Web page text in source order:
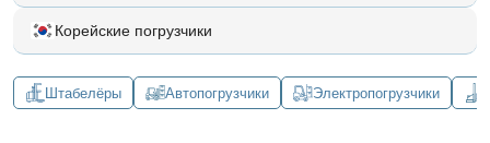
Корейские погрузчики
Штабелёры Автопогрузчики Электропогрузчики